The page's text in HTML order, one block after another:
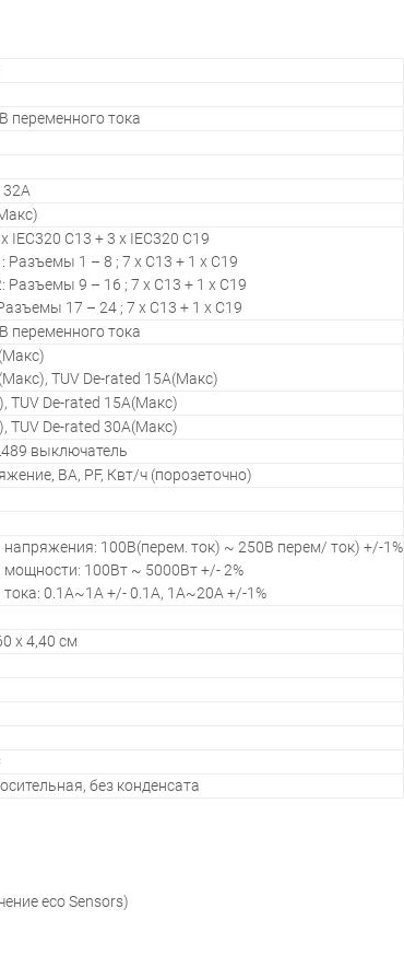
переменного тока
32A
IEC320 C13 + 3 x IEC320 C19
Разъемы 1 – 8 ; 7 x C13 + 1 x C19
Разъемы 9 – 16 ; 7 x C13 + 1 x C19
17 – 24 ; 7 x C13 + 1 x C19
переменного тока
TUV De-rated 15A(Макс)
TUV De-rated 15A(Макс)
TUV De-rated 30A(Макс)
выключатель
ВА, PF, Квт/ч (порозеточно)
100В(перем. ток) ~ 250В перем/ ток) +/-1%
мощности: 100Вт ~ 5000Вт +/- 2%
0.1A~1A +/- 0.1A, 1A~20A +/-1%
x 4,40 см
без конденсата
eco Sensors)